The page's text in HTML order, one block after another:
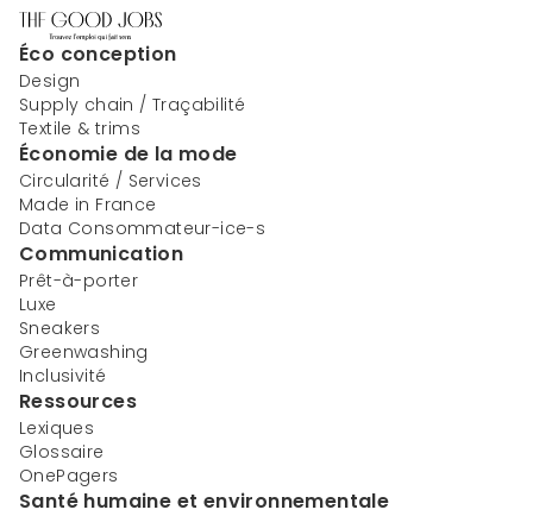
Éco conception
Design
Supply chain / Traçabilité
Textile & trims
Économie de la mode
Circularité / Services
Made in France
Data Consommateur-ice-s
Communication
Prêt-à-porter
Luxe
Sneakers
Greenwashing
Inclusivité
Ressources
Lexiques
Glossaire
OnePagers
Santé humaine et environnementale